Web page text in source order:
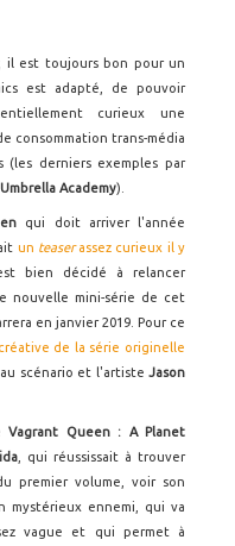
il est toujours bon pour un
est adapté, de pouvoir
curieux une
consommation trans-média
derniers exemples par
Umbrella Academy).
qui doit arriver l'année
un teaserassez curieux il y
bien décidé à relancer
nouvelle mini-série de cet
en janvier 2019. Pour ce
de la série originelle
au scénario et l'artiste Jason
Vagrant Queen : A Planet
, qui réussissait à trouver
premier volume, voir son
mystérieux ennemi, qui va
vague et qui permet à